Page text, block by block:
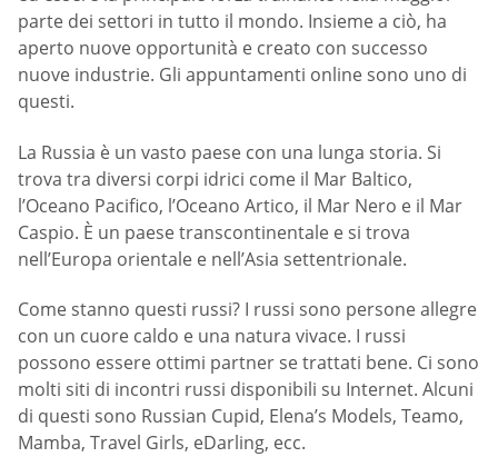
parte dei settori in tutto il mondo. Insieme a ciò, ha
aperto nuove opportunità e creato con successo
nuove industrie. Gli appuntamenti online sono uno di
questi.
La Russia è un vasto paese con una lunga storia. Si
trova tra diversi corpi idrici come il Mar Baltico,
l’Oceano Pacifico, l’Oceano Artico, il Mar Nero e il Mar
Caspio. È un paese transcontinentale e si trova
nell’Europa orientale e nell’Asia settentrionale.
Come stanno questi russi? I russi sono persone allegre
con un cuore caldo e una natura vivace. I russi
possono essere ottimi partner se trattati bene. Ci sono
molti siti di incontri russi disponibili su Internet. Alcuni
di questi sono Russian Cupid, Elena’s Models, Teamo,
Mamba, Travel Girls, eDarling, ecc.